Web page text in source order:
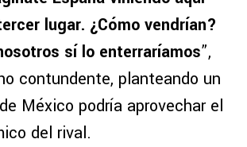
lugar. ¿Cómo vendrían?
sí lo enterraríamos”,
contundente, planteando un
México podría aprovechar el
del rival.